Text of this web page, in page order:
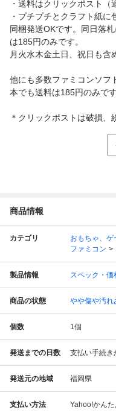
・送料はクリックポスト（
・プチプチとクラフト紙に
同梱発送OKです。同日落
は185円のみです。
月火水木金土日、祝日も含
他にも多数ファミコンソフ
本でも送料は185円のみで
＊クリックポストは破損、
商品情報
カテゴリ おもちゃ、ゲ
ファミコン
製品情報 スペック・価
商品の状態 やや傷や汚れ
個数 1個
発送までの日数 支払い手続き
発送元の地域 福岡県
支払い方法 Yahoo!かん